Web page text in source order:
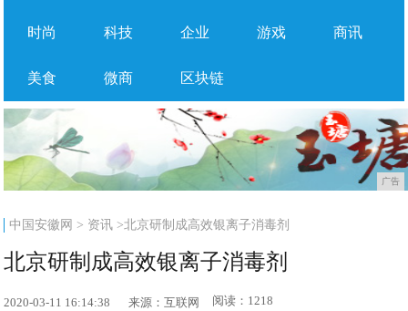
时尚 科技 企业 游戏 商讯
美食 微商 区块链
广告
中国安徽网 > 资讯 >北京研制成高效银离子消毒剂
北京研制成高效银离子消毒剂
2020-03-11 16:14:38 来源：互联网 阅读：1218